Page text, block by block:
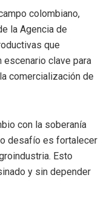
colombiano,
la Agencia de
que
escenario clave para
comercialización de
con la soberanía
desafío es fortalecer
Esto
y sin depender